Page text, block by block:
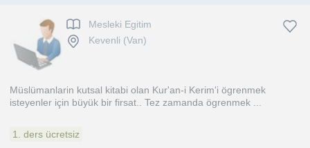
Mesleki Egitim
Kevenli (Van)
Müslümanlarin kutsal kitabi olan Kur'an-i Kerim'i ögrenmek
isteyenler için büyük bir firsat.. Tez zamanda ögrenmek ...
1. ders ücretsiz